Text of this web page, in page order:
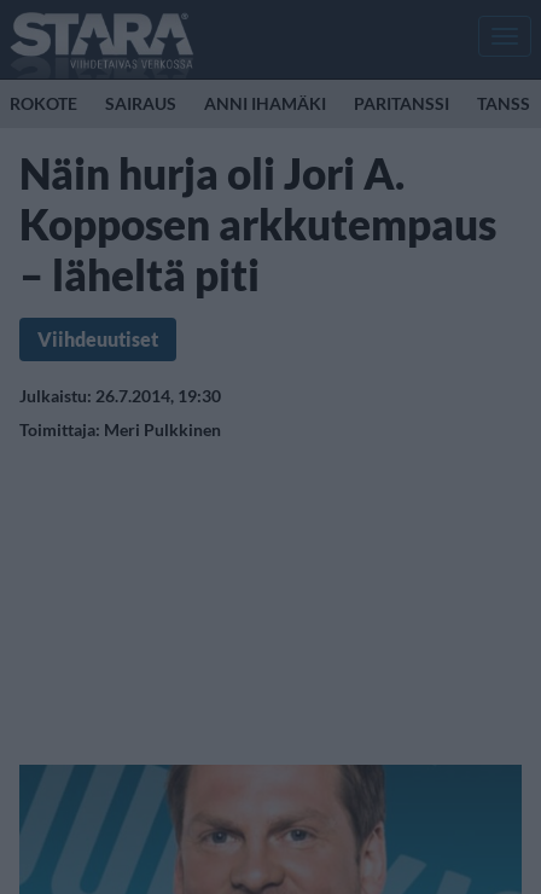
ROKOTE SAIRAUS ANNI IHAMÄKI PARITANSSI TANSSI
Näin hurja oli Jori A.
Kopposen arkkutempaus
– läheltä piti
Viihdeuutiset
Julkaistu: 26.7.2014, 19:30
Toimittaja: Meri Pulkkinen